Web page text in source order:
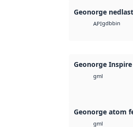
Geonorge
APIgdbbin
Geonorge
gml
Geonorge atom
gml